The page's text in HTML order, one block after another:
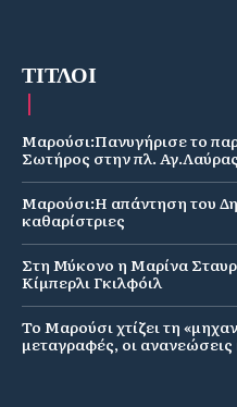
ΤΙΤΛΟΙ
Μαρούσι:Πανυγήρισε το
Σωτήρος στην πλ. Αγ.Λαύρας
Μαρούσι:Η απάντηση του
καθαρίστριες
Στη Μύκονο η Μαρίνα
Κίμπερλι Γκιλφόιλ
Το Μαρούσι χτίζει τη
μεταγραφές, οι